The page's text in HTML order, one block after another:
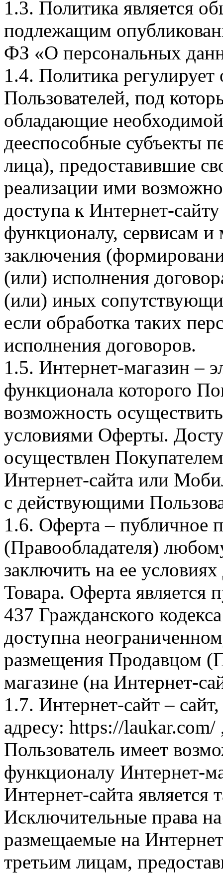
1.3. Политика является
подлежащим
ФЗ «О персональных
1.4. Политика
Пользователей, под
обладающие
дееспособные субъекты
лица), предоставившие
реализации ими
доступа к Интернет-
функционалу, сервисам и
заключения
(или) исполнения
(или) иных
если обработка таких
исполнения договоров.
1.5. Интернет-магазин –
функционала которого
возможность
условиями Оферты.
осуществлен
Интернет-сайта или
с действующими
1.6. Оферта – публичное
(Правообладателя)
заключить на ее
Товара. Оферта является
437 Гражданского
доступна
размещения Продавцом
магазине (на Интернет-
1.7. Интернет-сайт –
адресу: https://laukar.com/
Пользователь имеет
функционалу Интернет-
Интернет-сайта
Исключительные права
размещаемые на
третьим лицам,